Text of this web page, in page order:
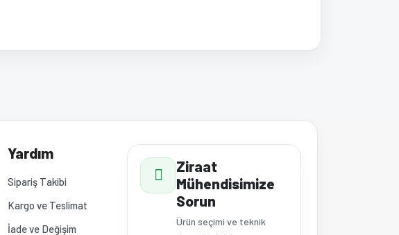
Yardım
Sipariş Takibi
Kargo ve Teslimat
İade ve Değişim
Ziraat
Mühendisimize
Sorun
Ürün seçimi ve teknik